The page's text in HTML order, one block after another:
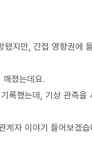
지만, 간접 영향권에
졌는데요.
록했는데, 기상 관측
계자 이야기 들어보겠습